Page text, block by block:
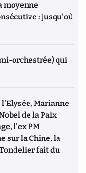
moyenne
: jusqu'où
orchestrée) qui
l'Elysée, Marianne
de la Paix
l'ex PM
sur la Chine, la
fait du